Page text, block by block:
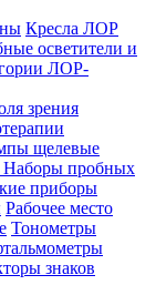
Кресла ЛОР
осветители и
ЛОР-
зрения
щелевые
Наборы пробных
приборы
Рабочее место
Тонометры
знаков